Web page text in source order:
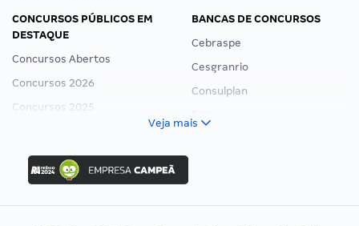
CONCURSOS PÚBLICOS EM
DESTAQUE
Concursos Abertos
Concursos 2026
Concursos 2025
Concurso Ibama
Concurso MPU
Editais publicados
BANCAS DE CONCURSOS
Cebraspe
Cesgranrio
Consulplan
Veja mais